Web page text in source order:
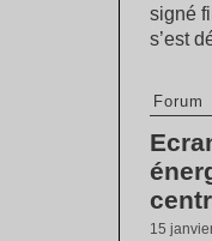
signé
s’est
Forum
15